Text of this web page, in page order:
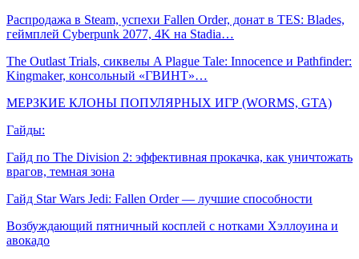
Распродажа в Steam, успехи Fallen Order, донат в TES: Blades,
геймплей Cyberpunk 2077, 4K на Stadia…
The Outlast Trials, сиквелы A Plague Tale: Innocence и Pathfinder:
Kingmaker, консольный «ГВИНТ»…
МЕРЗКИЕ КЛОНЫ ПОПУЛЯРНЫХ ИГР (WORMS, GTA)
Гайды:
Гайд по The Division 2: эффективная прокачка, как уничтожать
врагов, темная зона
Гайд Star Wars Jedi: Fallen Order — лучшие способности
Возбуждающий пятничный косплей с нотками Хэллоуина и
авокадо